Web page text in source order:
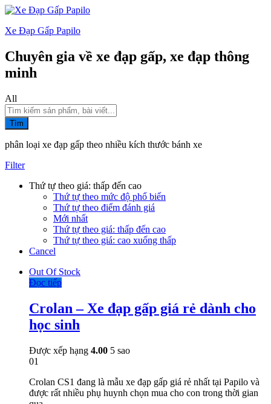
Xe Đạp Gấp Papilo
Chuyên gia về xe đạp gấp, xe đạp thông
minh
All
Tìm
phân loại xe đạp gấp theo nhiều kích thước bánh xe
Filter
Thứ tự theo giá: thấp đến cao
Thứ tự theo mức độ phổ biến
Thứ tự theo điểm đánh giá
Mới nhất
Thứ tự theo giá: thấp đến cao
Thứ tự theo giá: cao xuống thấp
Cancel
Out Of Stock
Đọc tiếp
Crolan – Xe đạp gấp giá rẻ dành cho
học sinh
Được xếp hạng 4.00 5 sao
01
Crolan CS1 đang là mẫu xe đạp gấp giá rẻ nhất tại Papilo và
được rất nhiều phụ huynh chọn mua cho con trong thời gian